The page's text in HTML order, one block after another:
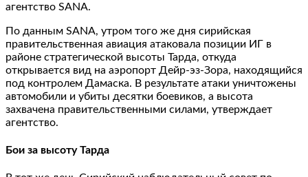
агентство SANA.
По данным SANA, утром того же дня сирийская
правительственная авиация атаковала позиции ИГ в
районе стратегической высоты Тарда, откуда
открывается вид на аэропорт Дейр-эз-Зора, находящийся
под контролем Дамаска. В результате атаки уничтожены
автомобили и убиты десятки боевиков, а высота
захвачена правительственными силами, утверждает
агентство.
Бои за высоту Тарда